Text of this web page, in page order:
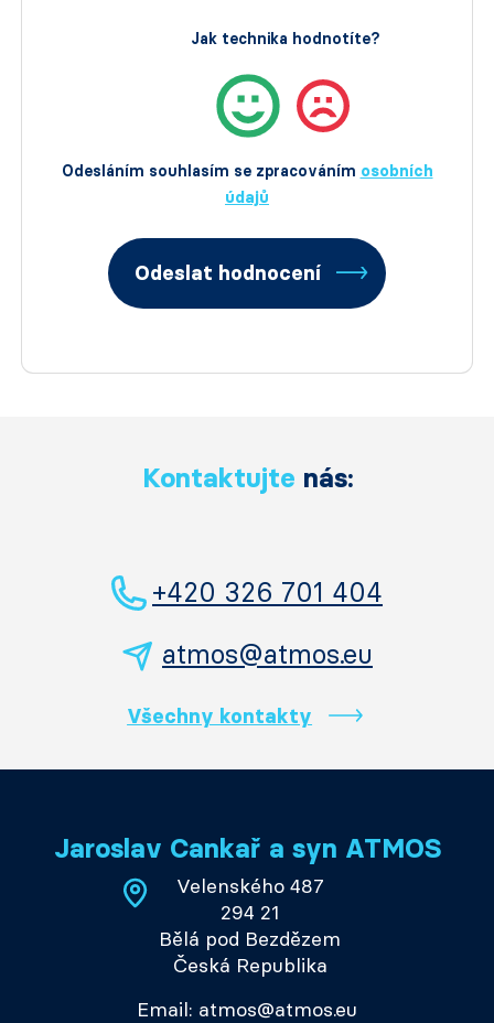
Odesláním souhlasím se zpracováním osobních
údajů
Jak technika hodnotíte?
Odeslat hodnocení
Kontaktujte nás:
+420 326 701 404
atmos@atmos.eu
Všechny kontakty
Jaroslav Cankař a syn ATMOS
Velenského 487
294 21
Bělá pod Bezdězem
Česká Republika
Email: atmos@atmos.eu